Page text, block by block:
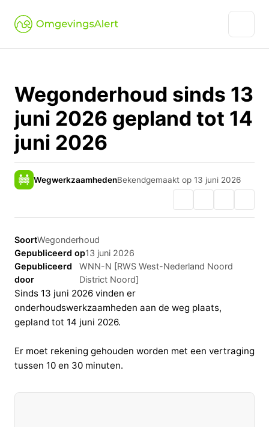
Wegonderhoud sinds 13
juni 2026 gepland tot 14
juni 2026
WegwerkzaamhedenBekendgemaakt op 13 juni 2026
SoortWegonderhoud
Gepubliceerd op13 juni 2026
Gepubliceerd
door
WNN-N [RWS West-Nederland Noord
District Noord]
Sinds 13 juni 2026 vinden er
onderhoudswerkzaamheden aan de weg plaats,
gepland tot 14 juni 2026.
Er moet rekening gehouden worden met een vertraging
tussen 10 en 30 minuten.